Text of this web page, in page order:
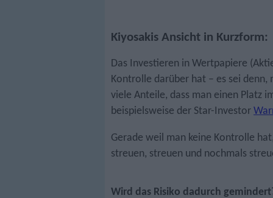
Kiyosakis Ansicht in Kurzform:
Das Investieren in Wertpapiere
Kontrolle darüber hat – es sei
viele Anteile, dass man einen Platz
beispielsweise der Star-Investor
Gerade weil man keine Kontrolle
streuen, streuen und nochmals
Wird das Risiko dadurch